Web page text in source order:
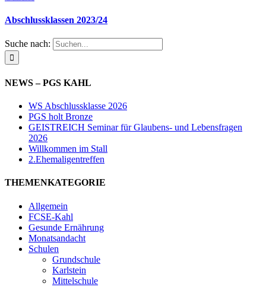
Abschlussklassen 2023/24
Suche nach:
NEWS – PGS KAHL
WS Abschlussklasse 2026
PGS holt Bronze
GEISTREICH Seminar für Glaubens- und Lebensfragen
2026
Willkommen im Stall
2.Ehemaligentreffen
THEMENKATEGORIE
Allgemein
FCSE-Kahl
Gesunde Ernährung
Monatsandacht
Schulen
Grundschule
Karlstein
Mittelschule